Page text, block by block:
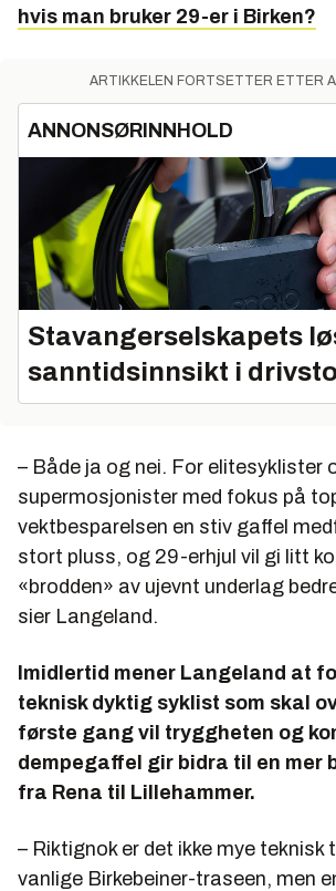
hvis man bruker 29-er i Birken?
ARTIKKELEN FORTSETTER ETTER
ANNONSØRINNHOLD
Stavangerselskapets
sanntidsinnsikt i
– Både ja og nei. For elitesyklister
supermosjonister med fokus på
vektbesparelsen en stiv gaffel
stort pluss, og 29-erhjul vil gi litt
«brodden» av ujevnt underlag
sier Langeland.
Imidlertid mener Langeland at
teknisk dyktig syklist som skal
første gang vil tryggheten og
dempegaffel gir bidra til en mer
fra Rena til Lillehammer.
– Riktignok er det ikke mye teknisk
vanlige Birkebeiner-traseen, men